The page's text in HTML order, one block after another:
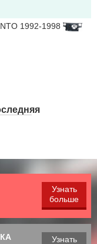
1992-1998
Узнать
больше
Узнать